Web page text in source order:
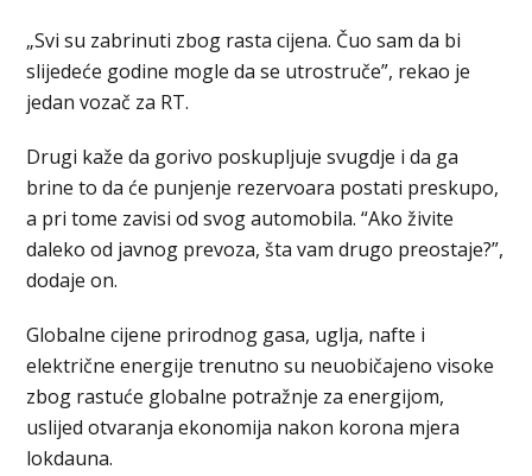
„Svi su zabrinuti zbog rasta cijena. Čuo sam da bi
slijedeće godine mogle da se utrostruče”, rekao je
jedan vozač za RT.
Drugi kaže da gorivo poskupljuje svugdje i da ga
brine to da će punjenje rezervoara postati preskupo,
a pri tome zavisi od svog automobila. “Ako živite
daleko od javnog prevoza, šta vam drugo preostaje?”,
dodaje on.
Globalne cijene prirodnog gasa, uglja, nafte i
električne energije trenutno su neuobičajeno visoke
zbog rastuće globalne potražnje za energijom,
uslijed otvaranja ekonomija nakon korona mjera
lokdauna.